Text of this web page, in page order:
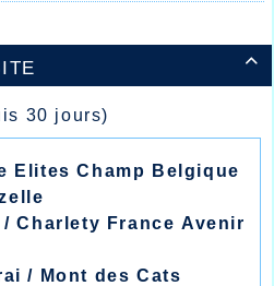

30 jours)
Elites Champ Belgique
Charlety France Avenir
/ Mont des Cats
des enfants des Restos
de partage et de
honneur au club